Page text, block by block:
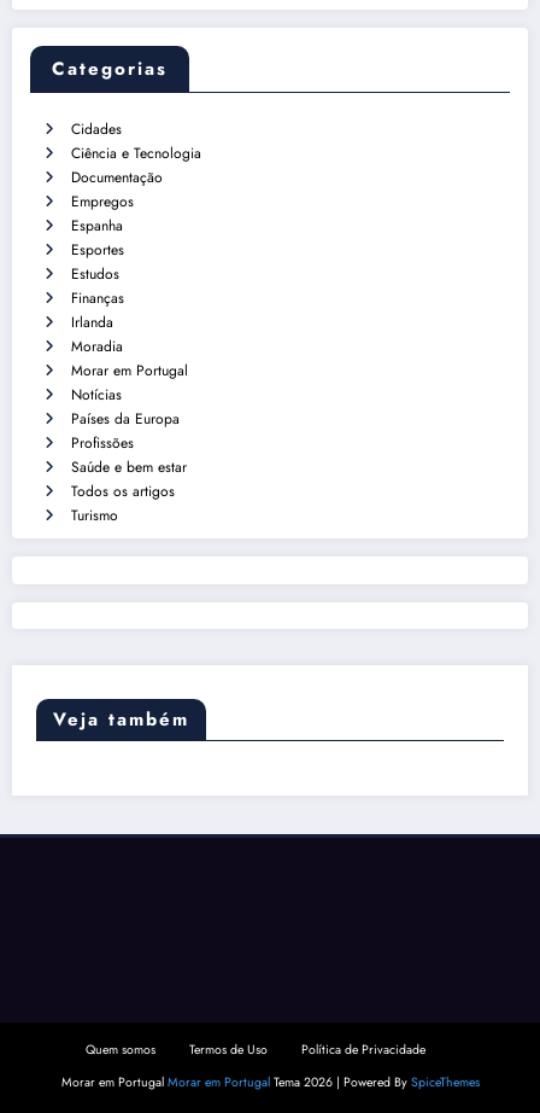
Categorias
Cidades
Ciência e Tecnologia
Documentação
Empregos
Espanha
Esportes
Estudos
Finanças
Irlanda
Moradia
Morar em Portugal
Notícias
Países da Europa
Profissões
Saúde e bem estar
Todos os artigos
Turismo
Veja também
Quem somos Termos de Uso
Política de Privacidade
Morar em Portugal Morar em PortugalTema 2026 | Powered By SpiceThemes